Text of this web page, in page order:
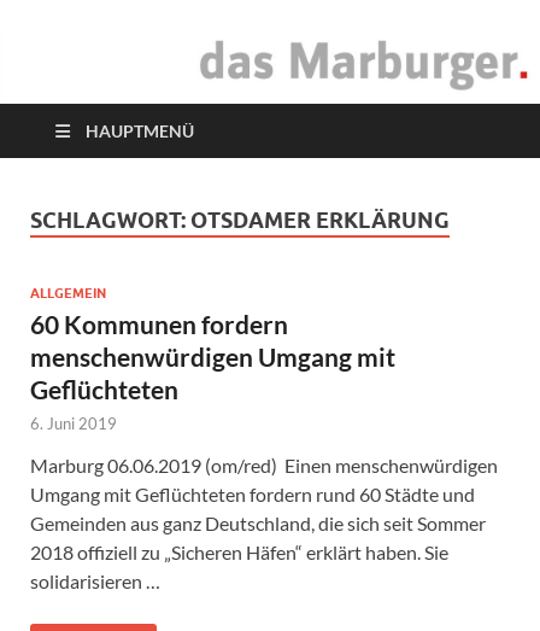
das Marburger.
HAUPTMENÜ
SCHLAGWORT: OTSDAMER ERKLÄRUNG
ALLGEMEIN
60 Kommunen fordern
menschenwürdigen Umgang mit
Geflüchteten
6. Juni 2019
Marburg 06.06.2019 (om/red) Einen menschenwürdigen
Umgang mit Geflüchteten fordern rund 60 Städte und
Gemeinden aus ganz Deutschland, die sich seit Sommer
2018 offiziell zu „Sicheren Häfen“ erklärt haben. Sie
solidarisieren …